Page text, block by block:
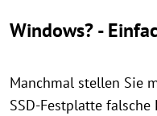
Windows? -
Manchmal stellen Sie
SSD-Festplatte